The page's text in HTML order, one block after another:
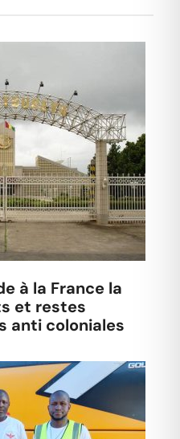
à la France la
et restes
anti coloniales